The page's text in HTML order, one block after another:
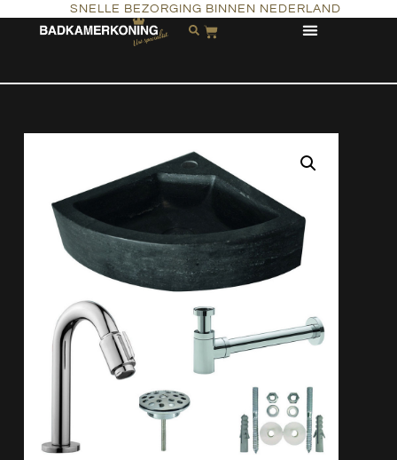
SNELLE BEZORGING BINNEN NEDERLAND